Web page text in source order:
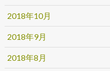
2018年10月
2018年9月
2018年8月